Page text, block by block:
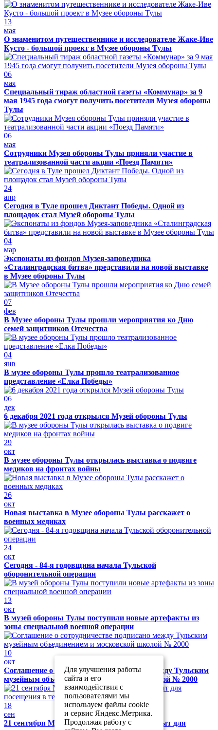
13
мая
О знаменитом путешественнике и исследователе Жаке-Иве
Кусто - большой проект в Музее обороны Тулы
06
мая
Специальный тираж областной газеты «Коммунар» за 9
мая 1945 года смогут получить посетители Музея обороны
Тулы
06
мая
Сотрудники Музея обороны Тулы приняли участие в
театрализованной части акции «Поезд Памяти»
24
апр
Сегодня в Туле прошел Диктант Победы. Одной из
площадок стал Музей обороны Тулы
04
мар
Экспонаты из фондов Музея-заповедника
«Сталинградская битва» представили на новой выставке
в Музее обороны Тулы
07
фев
В Музее обороны Тулы прошли мероприятия ко Дню
семей защитников Отечества
04
янв
В музее обороны Тулы прошло театрализованное
представление «Елка Победы»
06
дек
6 декабря 2021 года открылся Музей обороны Тулы
29
окт
В музее обороны Тулы открылась выставка о подвиге
медиков на фронтах войны
26
окт
Новая выставка в Музее обороны Тулы расскажет о
военных медиках
24
окт
Сегодня - 84-я годовщина начала Тульской
оборонительной операции
13
окт
В музей обороны Тулы поступили новые артефакты из
зоны специальной военной операции
10
окт
Соглашение о сотрудничестве подписано между Тульским
музейным объединением и московской школой № 2000
18
сен
21 сентября Музей обороны Тулы будет закрыт для
Для улучшения работы
сайта и его
взаимодействия с
пользователями мы
используем файлы cookie
и сервис Яндекс.Метрика.
Продолжая работу с